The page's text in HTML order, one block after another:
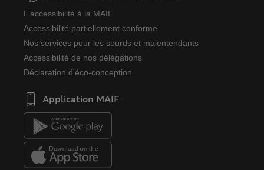
L'accessibilité à la MAIF
Accessibilité partiellement conforme
Nos services pour les sourds et malentendants
Accessibilité de nos délégations
Déclaration d'éco-conception
Application MAIF